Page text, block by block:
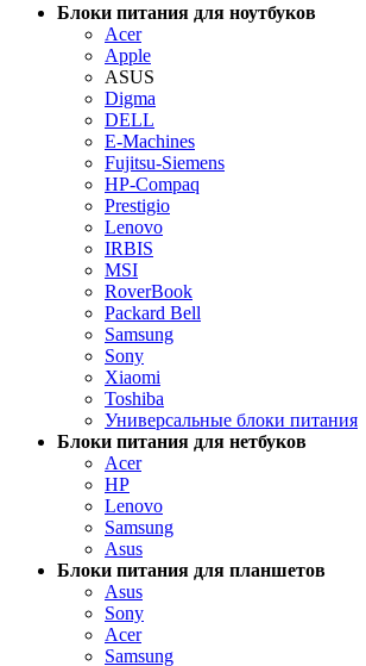
Блоки питания для ноутбуков
Acer
Apple
ASUS
Digma
DELL
E-Machines
Fujitsu-Siemens
HP-Compaq
Prestigio
Lenovo
IRBIS
MSI
RoverBook
Packard Bell
Samsung
Sony
Xiaomi
Toshiba
Универсальные блоки питания
Блоки питания для нетбуков
Acer
HP
Lenovo
Samsung
Asus
Блоки питания для планшетов
Asus
Sony
Acer
Samsung